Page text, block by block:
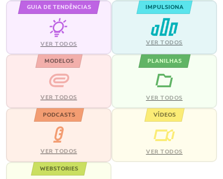
GUIA DE TENDÊNCIAS
VER TODOS
IMPULSIONA
VER TODOS
MODELOS
VER TODOS
PLANILHAS
VER TODOS
PODCASTS
VER TODOS
VÍDEOS
VER TODOS
WEBSTORIES